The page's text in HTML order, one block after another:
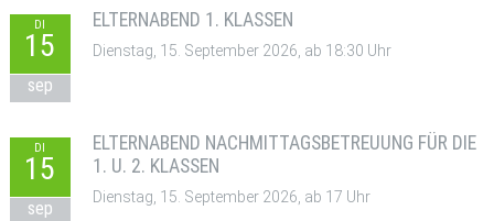
DI
15
sep
ELTERNABEND 1. KLASSEN
Dienstag, 15. September 2026, ab 18:30 Uhr
DI
15
sep
ELTERNABEND NACHMITTAGSBETREUUNG FÜR DIE
1. U. 2. KLASSEN
Dienstag, 15. September 2026, ab 17 Uhr